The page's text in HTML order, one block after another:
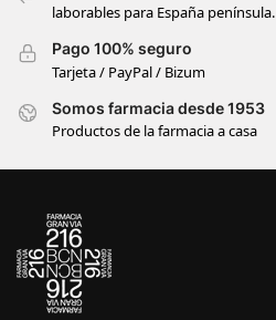
laborables para España península.
Pago 100% seguro
Tarjeta / PayPal / Bizum
Somos farmacia desde 1953
Productos de la farmacia a casa